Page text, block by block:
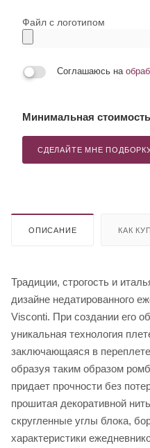
Файл с логотипом
Соглашаюсь на
Минимальная стоимость
СДЕЛАЙТЕ МНЕ
ОПИСАНИЕ КАК
Традиции, строгость и
дизайне недатированного
Visconti. При создании его
уникальная технология
заключающаяся в
образуя таким образом
придает прочности без
прошитая декоративной
скругленные углы блока,
характеристики